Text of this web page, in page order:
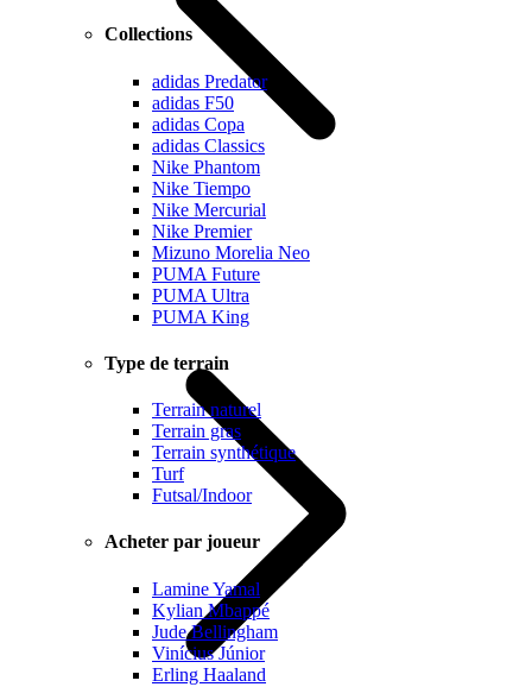
Collections
adidas Predator
adidas F50
adidas Copa
adidas Classics
Nike Phantom
Nike Tiempo
Nike Mercurial
Nike Premier
Mizuno Morelia Neo
PUMA Future
PUMA Ultra
PUMA King
Type de terrain
Terrain naturel
Terrain gras
Terrain synthétique
Turf
Futsal/Indoor
Acheter par joueur
Lamine Yamal
Kylian Mbappé
Jude Bellingham
Vinícius Júnior
Erling Haaland